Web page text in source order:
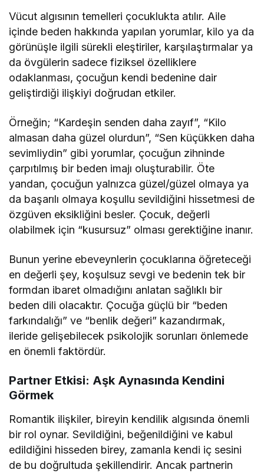
Vücut algısının temelleri çocuklukta atılır. Aile
içinde beden hakkında yapılan yorumlar, kilo ya da
görünüşle ilgili sürekli eleştiriler, karşılaştırmalar ya
da övgülerin sadece fiziksel özelliklere
odaklanması, çocuğun kendi bedenine dair
geliştirdiği ilişkiyi doğrudan etkiler.
Örneğin; “Kardeşin senden daha zayıf”, “Kilo
almasan daha güzel olurdun”, “Sen küçükken daha
sevimliydin” gibi yorumlar, çocuğun zihninde
çarpıtılmış bir beden imajı oluşturabilir. Öte
yandan, çocuğun yalnızca güzel/güzel olmaya ya
da başarılı olmaya koşullu sevildiğini hissetmesi de
özgüven eksikliğini besler. Çocuk, değerli
olabilmek için “kusursuz” olması gerektiğine inanır.
Bunun yerine ebeveynlerin çocuklarına öğreteceği
en değerli şey, koşulsuz sevgi ve bedenin tek bir
formdan ibaret olmadığını anlatan sağlıklı bir
beden dili olacaktır. Çocuğa güçlü bir “beden
farkındalığı” ve “benlik değeri” kazandırmak,
ileride gelişebilecek psikolojik sorunları önlemede
en önemli faktördür.
Partner Etkisi: Aşk Aynasında Kendini
Görmek
Romantik ilişkiler, bireyin kendilik algısında önemli
bir rol oynar. Sevildiğini, beğenildiğini ve kabul
edildiğini hisseden birey, zamanla kendi iç sesini
de bu doğrultuda şekillendirir. Ancak partnerin